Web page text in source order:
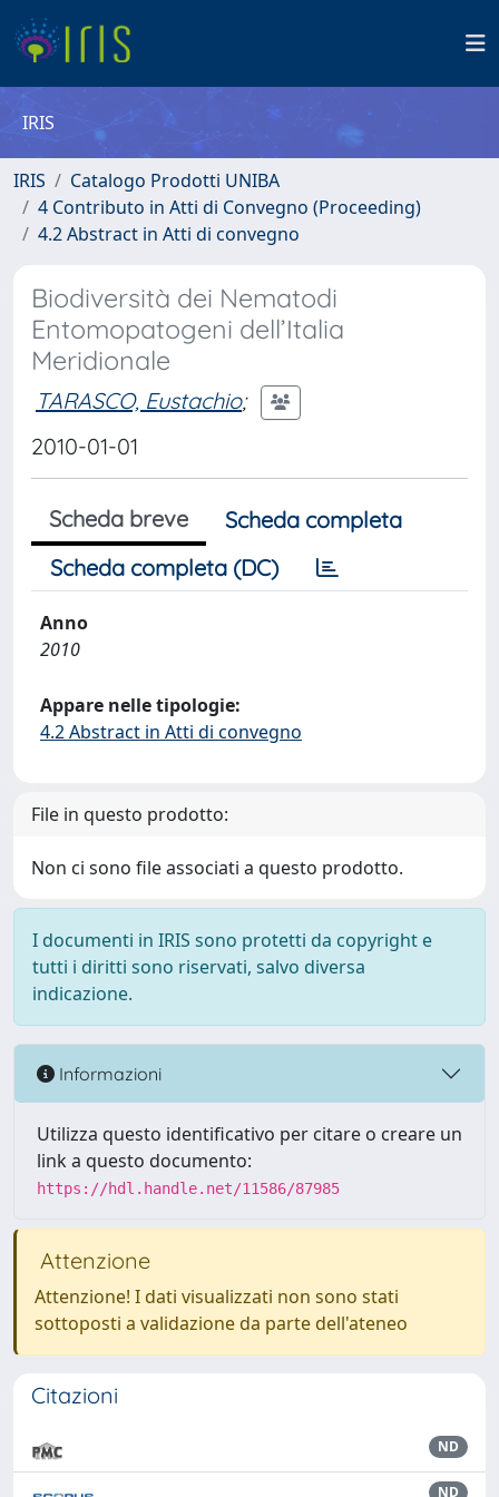
IRIS
IRIS
Catalogo Prodotti UNIBA
4 Contributo in Atti di Convegno (Proceeding)
4.2 Abstract in Atti di convegno
Biodiversità dei Nematodi
Entomopatogeni dell’Italia
Meridionale
TARASCO, Eustachio;
2010-01-01
Scheda breve
Scheda completa
Scheda completa (DC)
Anno
2010
Appare nelle tipologie:
4.2 Abstract in Atti di convegno
File in questo prodotto:
Non ci sono file associati a questo prodotto.
I documenti in IRIS sono protetti da copyright e
tutti i diritti sono riservati, salvo diversa
indicazione.
Informazioni
Utilizza questo identificativo per citare o creare un
link a questo documento:
https://hdl.handle.net/11586/87985
Attenzione
Attenzione! I dati visualizzati non sono stati
sottoposti a validazione da parte dell'ateneo
Citazioni
ND
ND